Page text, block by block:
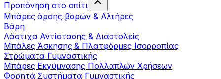
Προπόνηση στο σπίτι
Μπάρες άρσης βαρών & Αλτήρες
Βάρη
Λάστιχα Αντίστασης & Διαστολείς
Μπάλες Άσκησης & Πλατφόρμες Ισορροπίας
Στρώματα Γυμναστικής
Μπάρες Εκγύμνασης Πολλαπλών Χρήσεων
Φορητά Συστήματα Γυμναστικής